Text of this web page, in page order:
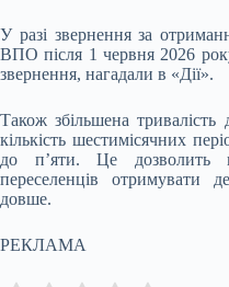
У разі звернення за
ВПО після 1 червня 2026
звернення, нагадали в «Дії».
Також збільшена
кількість шестимісячних
до п’яти. Це дозволить
переселенців отримувати
довше.
РЕКЛАМА